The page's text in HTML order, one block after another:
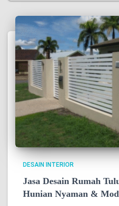
DESAIN INTERIOR
Jasa Desain Rumah
Hunian Nyaman &